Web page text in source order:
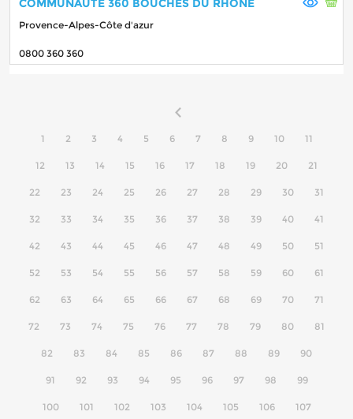
Provence-Alpes-Côte d'azur
0800 360 360
1 2 3 4 5 6 7 8 9 10 11
12 13 14 15 16 17 18 19 20 21
22 23 24 25 26 27 28 29 30 31
32 33 34 35 36 37 38 39 40 41
42 43 44 45 46 47 48 49 50 51
52 53 54 55 56 57 58 59 60 61
62 63 64 65 66 67 68 69 70 71
72 73 74 75 76 77 78 79 80 81
82 83 84 85 86 87 88 89 90
91 92 93 94 95 96 97 98 99
100 101 102 103 104 105 106 107